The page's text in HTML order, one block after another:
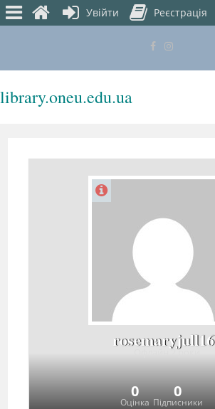
library.oneu.edu.ua
rosemaryjull16
Офлайн 2 роки
Оцінка
0
Підписники
0
Увійти Реєстрація